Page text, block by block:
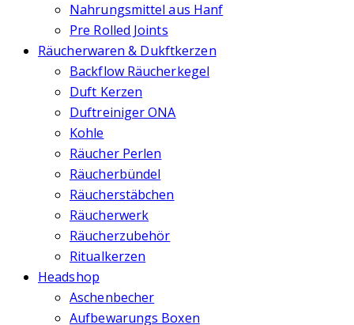
Nahrungsmittel aus Hanf
Pre Rolled Joints
Räucherwaren & Dukftkerzen
Backflow Räucherkegel
Duft Kerzen
Duftreiniger ONA
Kohle
Räucher Perlen
Räucherbündel
Räucherstäbchen
Räucherwerk
Räucherzubehör
Ritualkerzen
Headshop
Aschenbecher
Aufbewarungs Boxen